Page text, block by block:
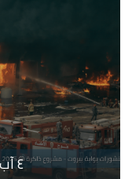
٤ آب… ذاكرة الدم والرماد